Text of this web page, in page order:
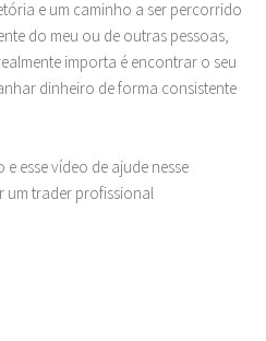
e um caminho a ser percorrido
do meu ou de outras pessoas,
importa é encontrar o seu
dinheiro de forma consistente
esse vídeo de ajude nesse
um trader profissional